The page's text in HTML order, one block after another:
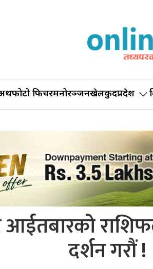
फोटो फिचरमनोरञ्जनखेलकुदप्रदेश
दर्शन गरौं !